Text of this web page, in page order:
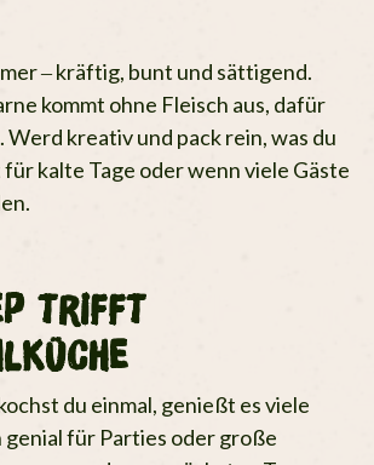
– kräftig, bunt und sättigend.
kommt ohne Fleisch aus, dafür
Werd kreativ und pack rein, was du
kalte Tage oder wenn viele Gäste
trifft
du einmal, genießt es viele
genial für Parties oder große